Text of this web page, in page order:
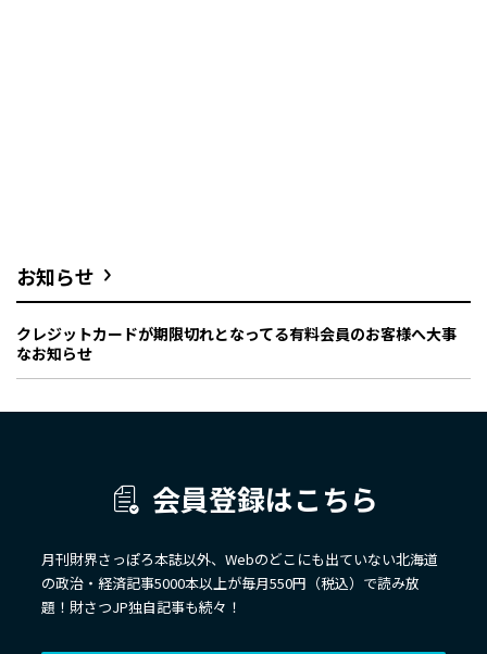
お知らせ
クレジットカードが期限切れとなってる有料会員のお客様へ大事
なお知らせ
会員登録はこちら
月刊財界さっぽろ本誌以外、Webのどこにも出ていない北海道
の政治・経済記事5000本以上が毎月550円（税込）で読み放
題！財さつJP独自記事も続々！